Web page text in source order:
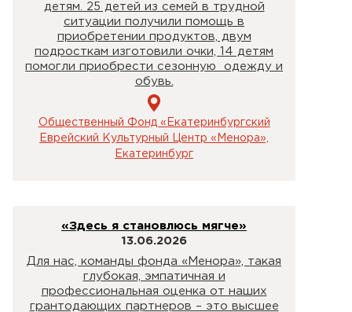
детям. 25 детей из семей в трудной
ситуации получили помощь в
приобретении продуктов, двум
подросткам изготовили очки, 14 детям
помогли приобрести сезонную одежду и
обувь.
Общественный Фонд «Екатеринбургский
Еврейский Культурный Центр «Менора»,
Екатеринбург
«Здесь я становлюсь мягче»
13.06.2026
Для нас, команды фонда «Менора», такая
глубокая, эмпатичная и
профессиональная оценка от наших
грантодающих партнеров – это высшее